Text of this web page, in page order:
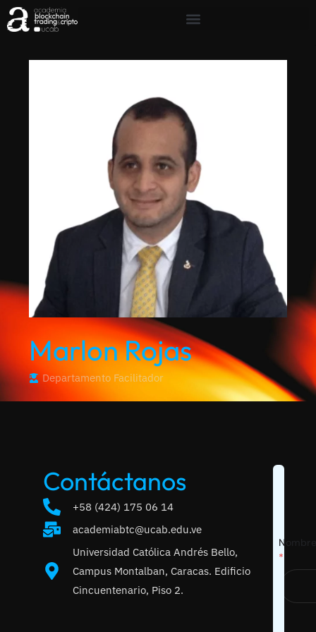
Marlon Rojas
Departamento Facilitador
Contáctanos
+58 (424) 175 06 14
academiabtc@ucab.edu.ve
Universidad Católica Andrés Bello,
Campus Montalban, Caracas. Edificio
Cincuentenario, Piso 2.
*